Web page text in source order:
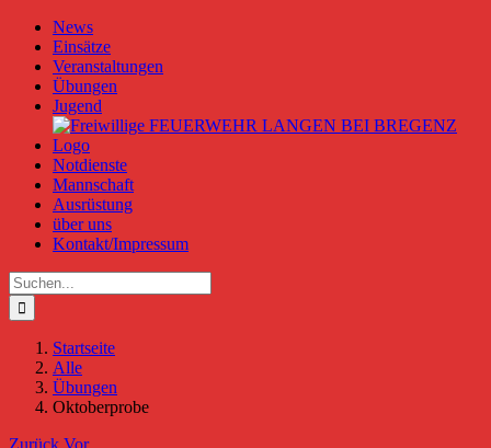
Zum
Inhalt
springen
News
Einsätze
Veranstaltungen
Übungen
Jugend
Notdienste
Mannschaft
Ausrüstung
über uns
Kontakt/Impressum
Suche
nach:
Startseite
Alle
Übungen
Oktoberprobe
Zurück Vor